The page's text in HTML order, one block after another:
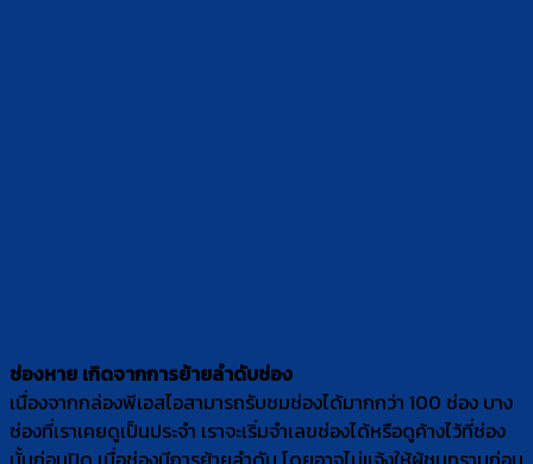
ช่องหาย เกิดจากการย้ายลำดับช่อง
เนื่องจากกล่องพีเอสไอสามารถรับชมช่องได้มากกว่า 100 ช่อง บาง
ช่องที่เราเคยดูเป็นประจำ เราจะเริ่มจำเลขช่องได้หรือดูค้างไว้ที่ช่อง